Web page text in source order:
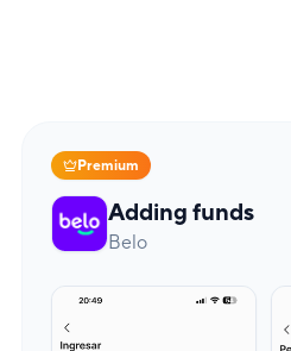
Premium
Adding funds
Belo